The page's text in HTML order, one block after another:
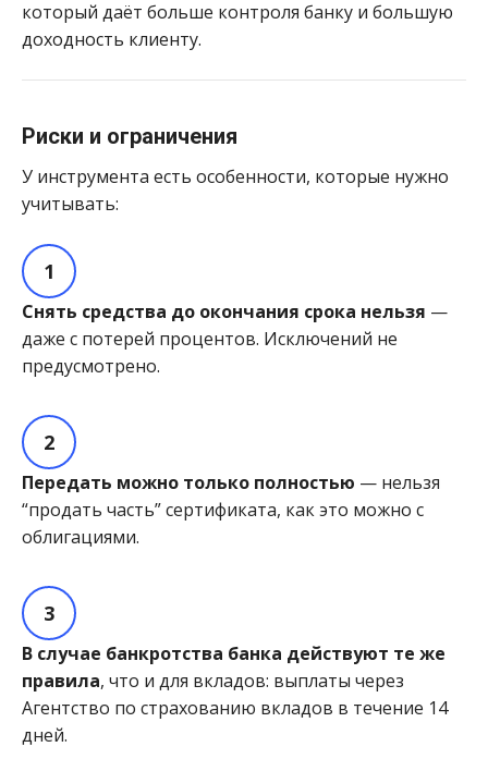
который даёт больше контроля банку и большую
доходность клиенту.
Риски и ограничения
У инструмента есть особенности, которые нужно
учитывать:
Снять средства до окончания срока нельзя —
даже с потерей процентов. Исключений не
предусмотрено.
Передать можно только полностью — нельзя
“продать часть” сертификата, как это можно с
облигациями.
В случае банкротства банка действуют те же
правила, что и для вкладов: выплаты через
Агентство по страхованию вкладов в течение 14
дней.